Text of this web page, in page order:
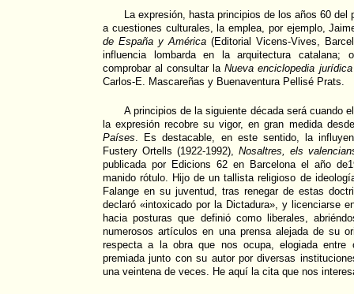
La expresión, hasta principios de los años 60 del
a cuestiones culturales, la emplea, por ejemplo,
de España y América (Editorial Vicens-Vives,
influencia lombarda en la arquitectura catalana;
comprobar al consultar laNueva enciclopedia jurídica
Carlos-E. Mascareñas y Buenaventura Pellisé Prats.
A principios de la siguiente década será cuando
la expresión recobre su vigor, en gran medida
Países. Es destacable, en este sentido, la
Fustery Ortells (1922-1992), Nosaltres, els
publicada por Edicions 62 en Barcelona el año
manido rótulo. Hijo de un tallista religioso de
Falange en su juventud, tras renegar de estas
declaró «intoxicado por la Dictadura», y licenciarse
hacia posturas que definió como liberales,
numerosos artículos en una prensa alejada de su
respecta a la obra que nos ocupa, elogiada entre
premiada junto con su autor por diversas
una veintena de veces. He aquí la cita que nos